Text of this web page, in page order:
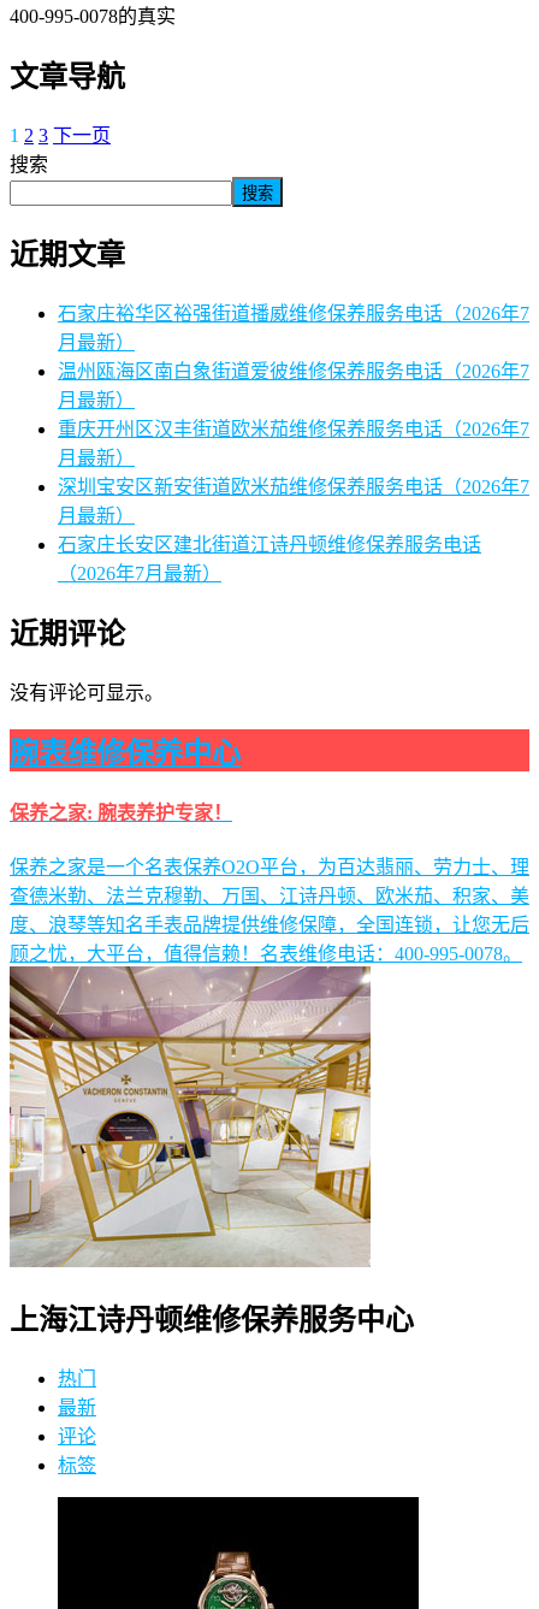
400-995-0078的真实
文章导航
1 2 3 下一页
搜索
搜索
近期文章
石家庄裕华区裕强街道播威维修保养服务电话（2026年7
月最新）
温州瓯海区南白象街道爱彼维修保养服务电话（2026年7
月最新）
重庆开州区汉丰街道欧米茄维修保养服务电话（2026年7
月最新）
深圳宝安区新安街道欧米茄维修保养服务电话（2026年7
月最新）
石家庄长安区建北街道江诗丹顿维修保养服务电话
（2026年7月最新）
近期评论
没有评论可显示。
腕表维修保养中心
保养之家: 腕表养护专家！
保养之家是一个名表保养O2O平台，为百达翡丽、劳力士、理
查德米勒、法兰克穆勒、万国、江诗丹顿、欧米茄、积家、美
度、浪琴等知名手表品牌提供维修保障，全国连锁，让您无后
顾之忧，大平台，值得信赖！名表维修电话：400-995-0078。
上海江诗丹顿维修保养服务中心
热门
最新
评论
标签